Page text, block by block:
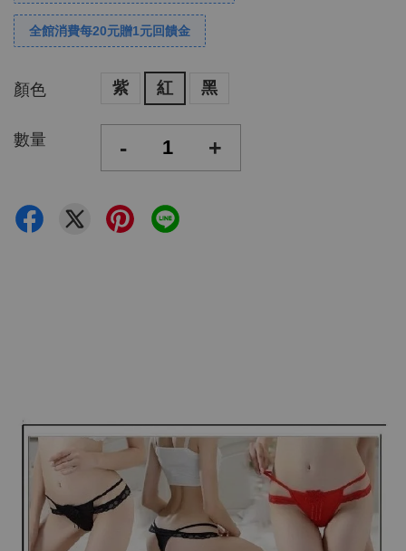
全館消費每20元贈1元回饋金
顏色 紫 紅 黑
數量 - +